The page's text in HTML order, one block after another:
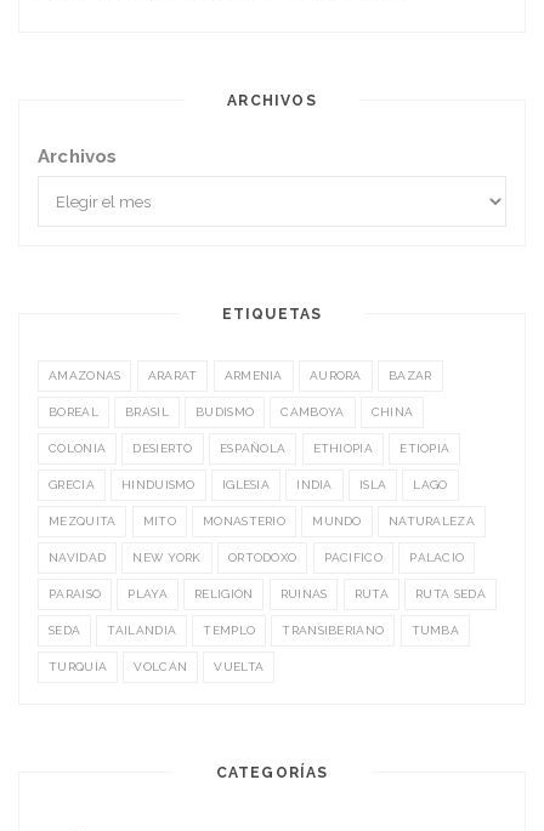
ARCHIVOS
Archivos
ETIQUETAS
AMAZONAS ARARAT ARMENIA AURORA BAZAR
BOREAL BRASIL BUDISMO CAMBOYA CHINA
COLONIA DESIERTO ESPAÑOLA ETHIOPIA ETIOPIA
GRECIA HINDUISMO IGLESIA INDIA ISLA LAGO
MEZQUITA MITO MONASTERIO MUNDO NATURALEZA
NAVIDAD NEW YORK ORTODOXO PACIFICO PALACIO
PARAISO PLAYA RELIGIÓN RUINAS RUTA RUTA SEDA
SEDA TAILANDIA TEMPLO TRANSIBERIANO TUMBA
TURQUÍA VOLCÁN VUELTA
CATEGORÍAS